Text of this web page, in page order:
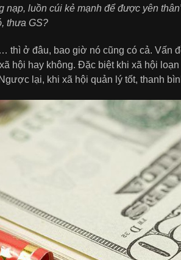
nạp, luồn cúi kẻ mạnh để được yên
thưa GS?
thì ở đâu, bao giờ nó cũng có cả. Vấn
hội hay không. Đặc biệt khi xã hội
lại, khi xã hội quản lý tốt, thanh